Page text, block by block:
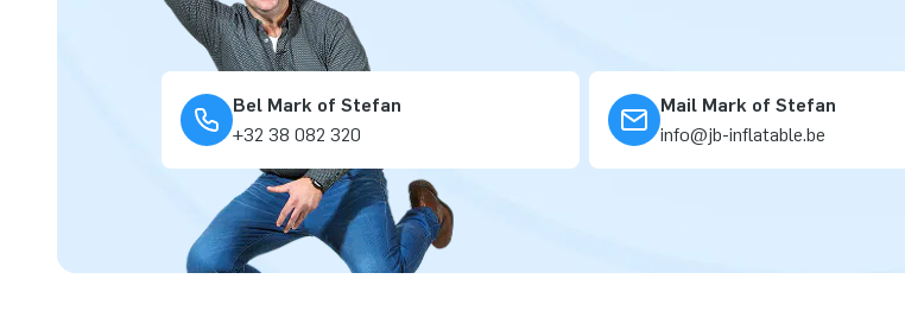
Bel Mark of Stefan
+32 38 082 320
Mail Mark of Stefan
info@jb-inflatable.be